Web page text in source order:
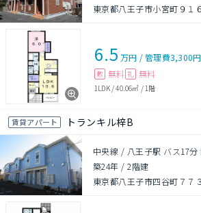
東京都八王子市小宮町９１
6.5 万円 /管理費3,300円
敷 無料 礼 無料
1LDK/40.06㎡ / 1階
賃貸アパート トランキル梓B
中央線 / 八王子駅 バス17
築24年 /2階建
東京都八王子市四谷町７７